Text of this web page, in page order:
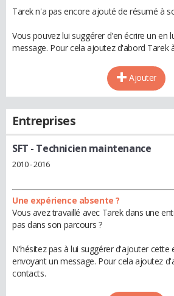
Tarek n'a pas encore ajouté de résumé à
Vous pouvez lui suggérer d'en écrire un en
message. Pour cela ajoutez d'abord Tarek
Ajouter
Entreprises
SFT - Technicien maintenance
2010 - 2016
Une expérience absente ?
Vous avez travaillé avec Tarek dans une
pas dans son parcours ?
N'hésitez pas à lui suggérer d'ajouter cette
envoyant un message. Pour cela ajoutez
contacts.